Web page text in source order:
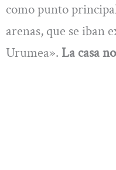
como punto
arenas, que se iban
Urumea». La casa